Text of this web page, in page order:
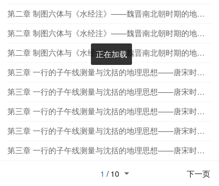
第二章 制图六体与《水经注》——魏晋南北朝时期的地理学成就 第一节 裴秀的地图制作理论
第二章 制图六体与《水经注》——魏晋南北朝时期的地理学成就 第二节 郦道元的《水经注》
第二章 制图六体与《水经注》——魏晋南北朝时期的地理学成就 第三节 法显与外国地理认识
第三章 一行的子午线测量与沈括的地理思想——唐宋时期的地理学成就 第一节 玄奘与《大唐西域记》
第三章 一行的子午线测量与沈括的地理思想——唐宋时期的地理学成就 第二节 世界上最早的子午线实测
第三章 一行的子午线测量与沈括的地理思想——唐宋时期的地理学成就 第三节 颜真卿与海陆变迁的认识
第三章 一行的子午线测量与沈括的地理思想——唐宋时期的地理学成就 第四节 沈括的地理思想
第三章 一行的子午线测量与沈括的地理思想——唐宋时期的地理学成就 第五节 中国古代地理学传统的形成与发展
下一页
1 /10
正在加载